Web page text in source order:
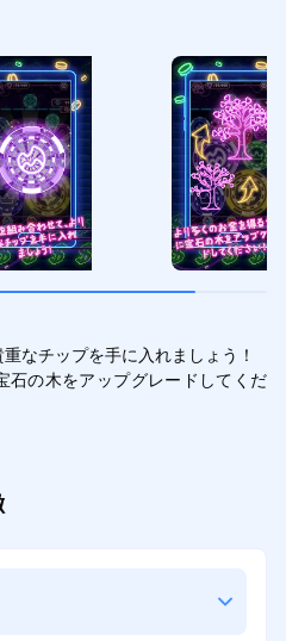
なチップを手に入れましょう！
石の木をアップグレードしてくだ